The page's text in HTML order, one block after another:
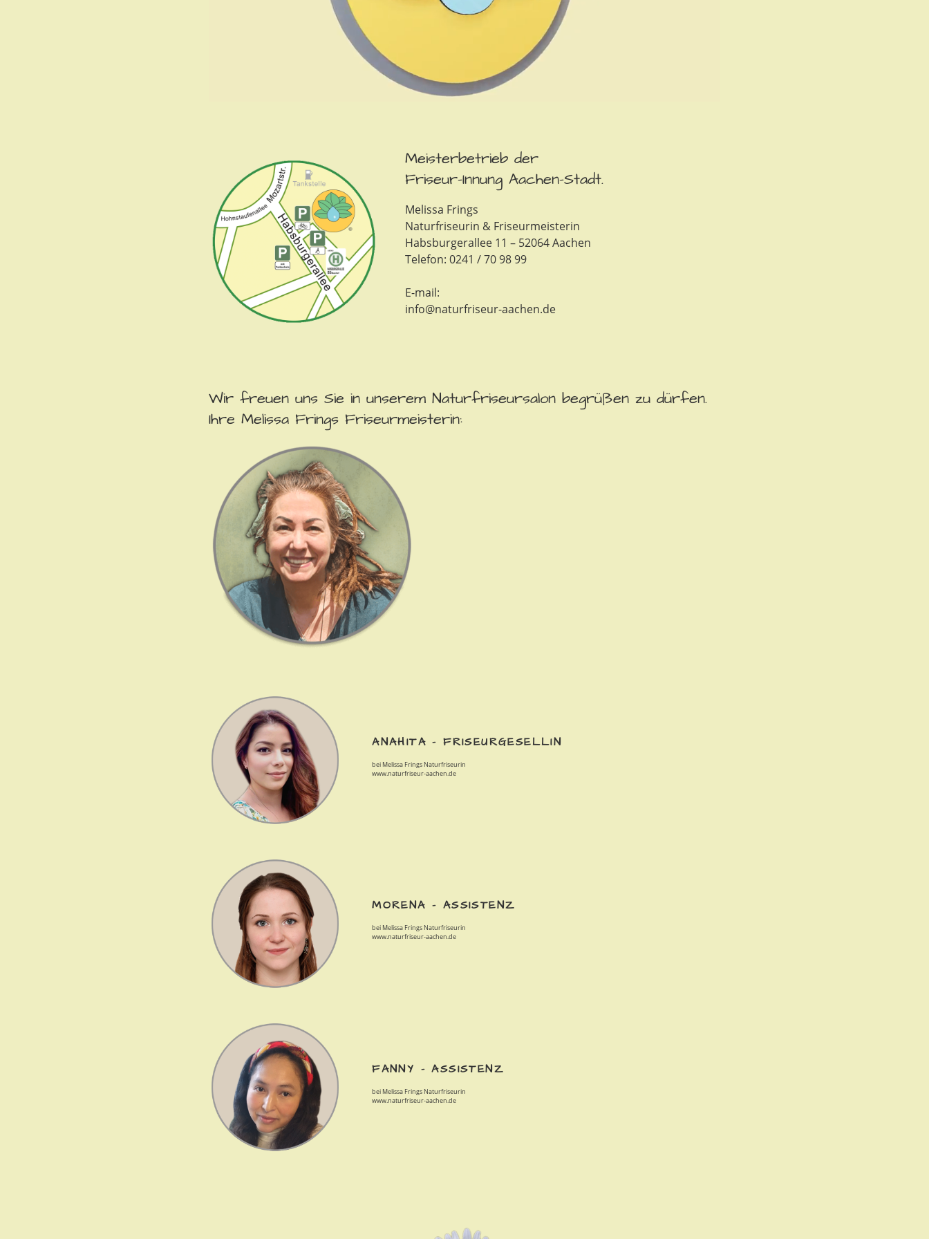
Meisterbetrieb der
Friseur-Innung Aachen-Stadt.
Melissa Frings
Naturfriseurin & Friseurmeisterin
Habsburgerallee 11 – 52064 Aachen
Telefon: 0241 / 70 98 99
E-mail:
info@naturfriseur-aachen.de
Wir freuen uns Sie in unserem Naturfriseursalon begrüßen zu dürfen.
Ihre Melissa Frings Friseurmeisterin:
ANAHITA – FRISEURGESELLIN
bei Melissa Frings Naturfriseurin
www.naturfriseur-aachen.de
MORENA – ASSISTENZ
bei Melissa Frings Naturfriseurin
www.naturfriseur-aachen.de
FANNY – ASSISTENZ
bei Melissa Frings Naturfriseurin
www.naturfriseur-aachen.de